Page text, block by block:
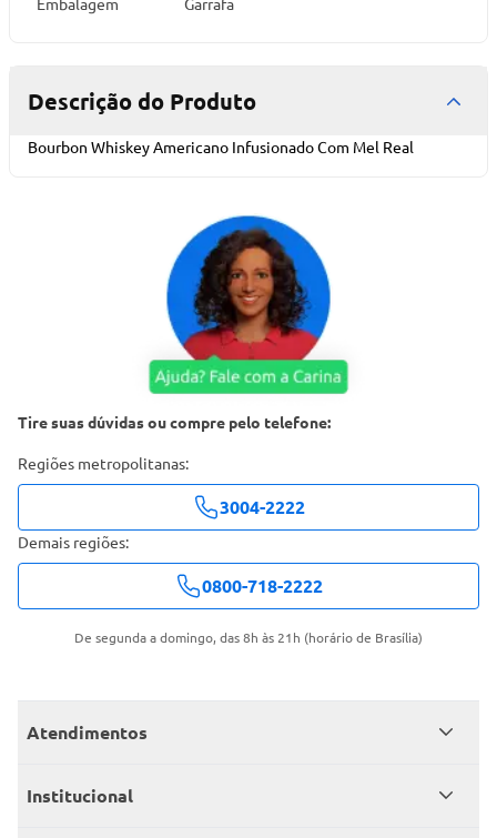
Descrição do Produto
Bourbon Whiskey Americano Infusionado Com Mel Real
Tire suas dúvidas ou compre pelo telefone:
Regiões metropolitanas:
3004-2222
Demais regiões:
0800-718-2222
De segunda a domingo, das 8h às 21h (horário de Brasília)
Atendimentos
Meus pedidos
Institucional